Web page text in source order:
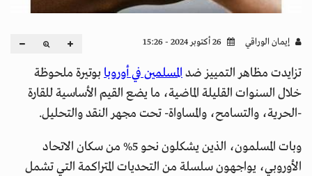
إيمان الوراقي
تزايدت مظاهر التمييز ضد المسلمين في أوروبا بوتيرة ملحوظة
خلال السنوات القليلة الماضية، ما يضع القيم الأساسية للقارة
-الحرية، والتسامح، والمساواة- تحت مجهر النقد والتحليل.
وبات المسلمون، الذين يشكلون نحو 5% من سكان الاتحاد
الأوروبي، يواجهون سلسلة من التحديات المتراكمة التي تشمل